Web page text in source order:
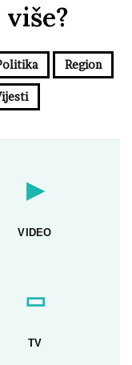
Region
▶
VIDEO
▭
TV